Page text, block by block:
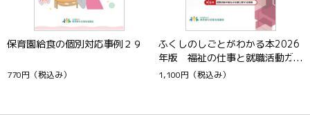
保育園給食の個別対応事例２９
770円 （税込み）
ふくしのしごとがわかる本2026
年版 福祉の仕事と就職活動ガ
イド
1,100円 （税込み）